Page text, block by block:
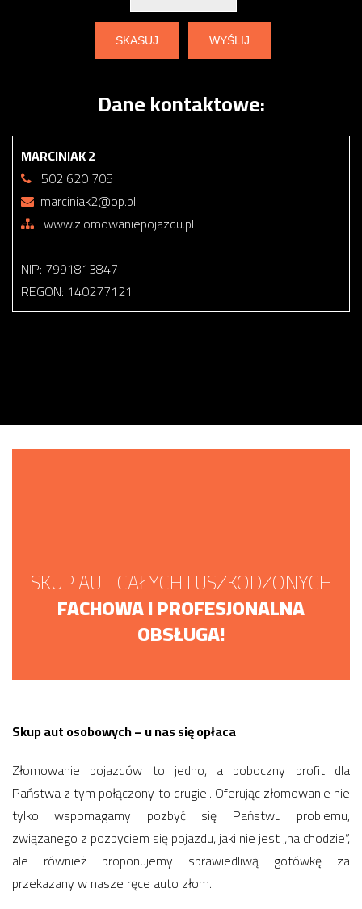
Dane kontaktowe:
MARCINIAK 2
502 620 705
marciniak2@op.pl
www.zlomowaniepojazdu.pl
NIP: 7991813847
REGON: 140277121
SKUP AUT CAŁYCH I USZKODZONYCH
FACHOWA I PROFESJONALNA
OBSŁUGA!
Skup aut osobowych – u nas się opłaca
Złomowanie pojazdów to jedno, a poboczny profit dla
Państwa z tym połączony to drugie.. Oferując złomowanie nie
tylko wspomagamy pozbyć się Państwu problemu,
związanego z pozbyciem się pojazdu, jaki nie jest „na chodzie”,
ale również proponujemy sprawiedliwą gotówkę za
przekazany w nasze ręce auto złom.